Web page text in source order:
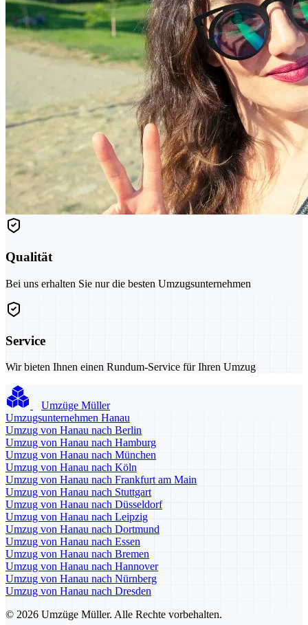
Qualität
Bei uns erhalten Sie nur die besten Umzugsunternehmen
Service
Wir bieten Ihnen einen Rundum-Service für Ihren Umzug
Umzüge Müller
Umzugsunternehmen Hanau
Umzug von Hanau nach Berlin
Umzug von Hanau nach Hamburg
Umzug von Hanau nach München
Umzug von Hanau nach Köln
Umzug von Hanau nach Frankfurt am Main
Umzug von Hanau nach Stuttgart
Umzug von Hanau nach Düsseldorf
Umzug von Hanau nach Leipzig
Umzug von Hanau nach Dortmund
Umzug von Hanau nach Essen
Umzug von Hanau nach Bremen
Umzug von Hanau nach Hannover
Umzug von Hanau nach Nürnberg
Umzug von Hanau nach Dresden
© 2026 Umzüge Müller. Alle Rechte vorbehalten.